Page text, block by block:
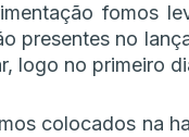
fomos
presentes no
logo no primeiro
colocados na